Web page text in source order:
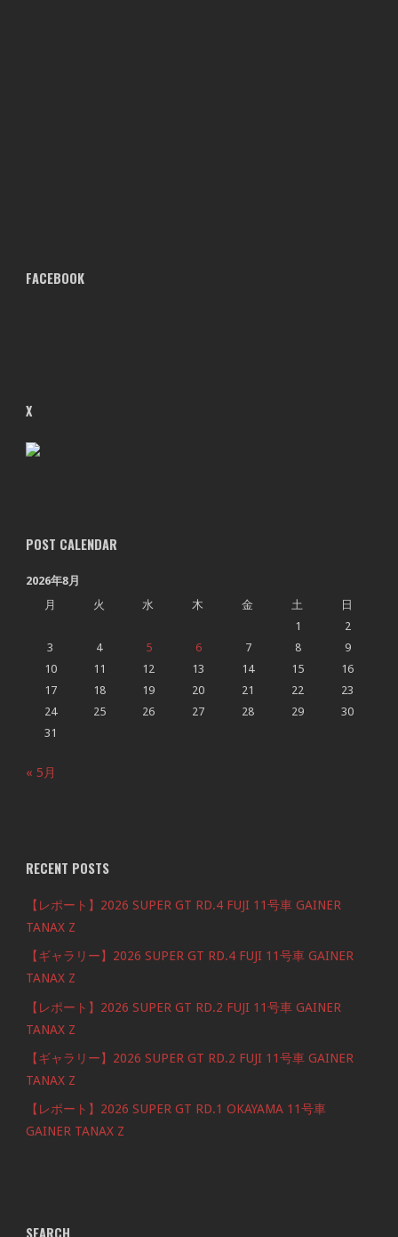
FACEBOOK
X
POST CALENDAR
2026年8月
月
火 水 木 金 土
日
1
2
3
4 5 6 7 8
9
10
11 12 13 14 15
16
17
18 19 20 21 22
23
24
25 26 27 28 29
30
31
« 5月
RECENT POSTS
【レポート】2026 SUPER GT RD.4 FUJI 11号車 GAINER
TANAX Z
【ギャラリー】2026 SUPER GT RD.4 FUJI 11号車 GAINER
TANAX Z
【レポート】2026 SUPER GT RD.2 FUJI 11号車 GAINER
TANAX Z
【ギャラリー】2026 SUPER GT RD.2 FUJI 11号車 GAINER
TANAX Z
【レポート】2026 SUPER GT RD.1 OKAYAMA 11号車
GAINER TANAX Z